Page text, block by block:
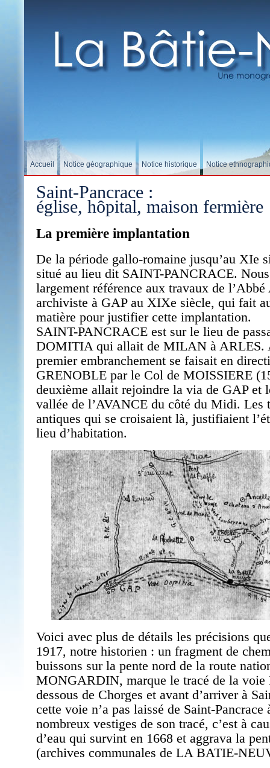
Accueil Notice géographique Notice historique Notice
Saint-Pancrace :
église, hôpital, maison fermière
La première implantation
De la période gallo-romaine jusqu’au XIe
situé au lieu dit SAINT-PANCRACE.
largement référence aux travaux de
archiviste à GAP au XIXe siècle, qui fait
matière pour justifier cette implantation.
SAINT-PANCRACE est sur le lieu de
DOMITIA qui allait de MILAN à ARLES.
premier embranchement se faisait en
GRENOBLE par le Col de MOISSIERE
deuxième allait rejoindre la via de GAP et
vallée de l’AVANCE du côté du Midi. Les
antiques qui se croisaient là, justifiaient
lieu d’habitation.
Voici avec plus de détails les précisions
1917, notre historien : un fragment de
buissons sur la pente nord de la route
MONGARDIN, marque le tracé de la voie
dessous de Chorges et avant d’arriver à
cette voie n’a pas laissé de Saint-Pancrace
nombreux vestiges de son tracé, c’est à
d’eau qui survint en 1668 et aggrava la
(archives communales de LA BATIE-